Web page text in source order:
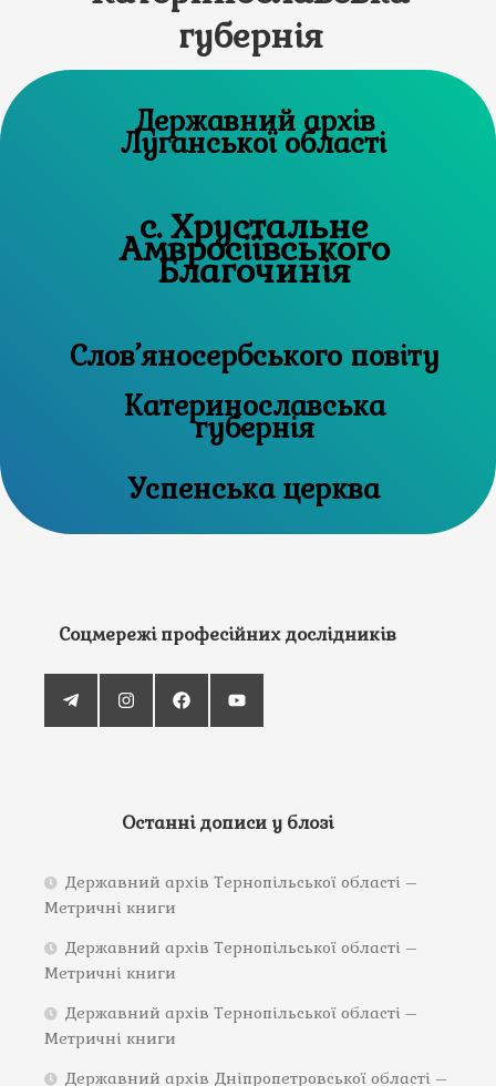
губернія
Державний архів
Луганської області
с. Хрустальне
Амвросіївського
Благочинія
Слов’яносербського повіту
Катеринославська
губернія
Успенська церква
Соцмережі професійних дослідників
Останні дописи у блозі
Державний архів Тернопільської області –
Метричні книги
Державний архів Тернопільської області –
Метричні книги
Державний архів Тернопільської області –
Метричні книги
Державний архів Дніпропетровської області –